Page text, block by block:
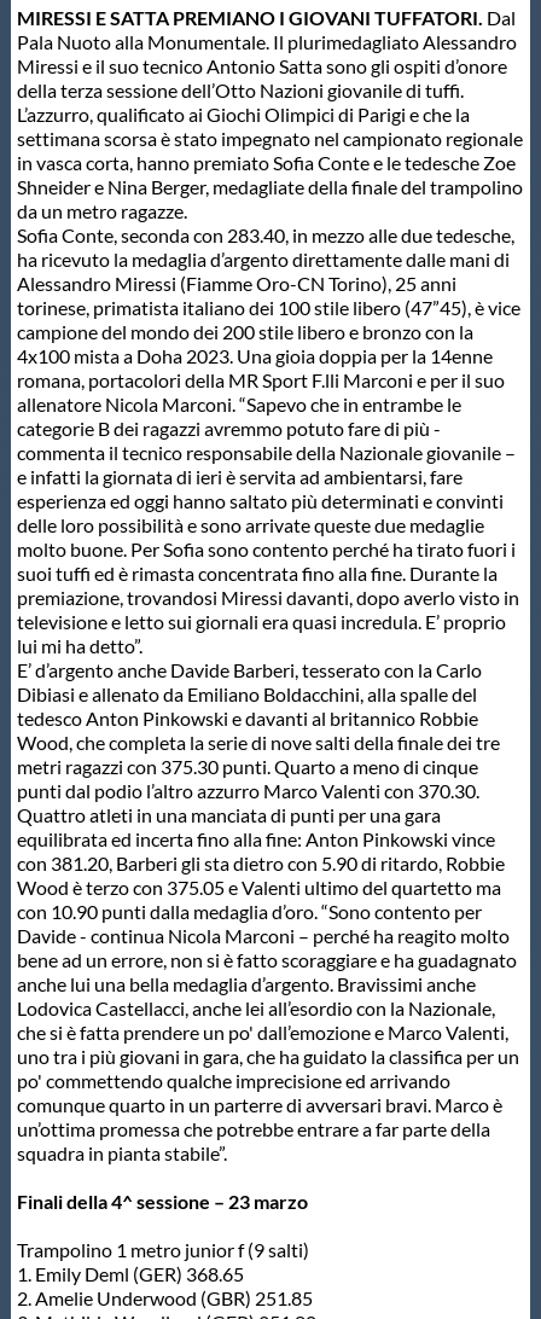
Intranet
Webmail
Contatti
Mappa del sito
MIRESSI E SATTA PREMIANO I GIOVANI TUFFATORI. Dal
Pala Nuoto alla Monumentale. Il plurimedagliato Alessandro
Miressi e il suo tecnico Antonio Satta sono gli ospiti d’onore
della terza sessione dell’Otto Nazioni giovanile di tuffi.
L’azzurro, qualificato ai Giochi Olimpici di Parigi e che la
settimana scorsa è stato impegnato nel campionato regionale
in vasca corta, hanno premiato Sofia Conte e le tedesche Zoe
Shneider e Nina Berger, medagliate della finale del trampolino
da un metro ragazze.
Sofia Conte, seconda con 283.40, in mezzo alle due tedesche,
ha ricevuto la medaglia d’argento direttamente dalle mani di
Alessandro Miressi (Fiamme Oro-CN Torino), 25 anni
torinese, primatista italiano dei 100 stile libero (47”45), è vice
campione del mondo dei 200 stile libero e bronzo con la
4x100 mista a Doha 2023. Una gioia doppia per la 14enne
romana, portacolori della MR Sport F.lli Marconi e per il suo
allenatore Nicola Marconi. “Sapevo che in entrambe le
categorie B dei ragazzi avremmo potuto fare di più -
commenta il tecnico responsabile della Nazionale giovanile –
e infatti la giornata di ieri è servita ad ambientarsi, fare
esperienza ed oggi hanno saltato più determinati e convinti
delle loro possibilità e sono arrivate queste due medaglie
molto buone. Per Sofia sono contento perché ha tirato fuori i
suoi tuffi ed è rimasta concentrata fino alla fine. Durante la
premiazione, trovandosi Miressi davanti, dopo averlo visto in
televisione e letto sui giornali era quasi incredula. E’ proprio
lui mi ha detto”.
E’ d’argento anche Davide Barberi, tesserato con la Carlo
Dibiasi e allenato da Emiliano Boldacchini, alla spalle del
tedesco Anton Pinkowski e davanti al britannico Robbie
Wood, che completa la serie di nove salti della finale dei tre
metri ragazzi con 375.30 punti. Quarto a meno di cinque
punti dal podio l’altro azzurro Marco Valenti con 370.30.
Quattro atleti in una manciata di punti per una gara
equilibrata ed incerta fino alla fine: Anton Pinkowski vince
con 381.20, Barberi gli sta dietro con 5.90 di ritardo, Robbie
Wood è terzo con 375.05 e Valenti ultimo del quartetto ma
con 10.90 punti dalla medaglia d’oro. “Sono contento per
Davide - continua Nicola Marconi – perché ha reagito molto
bene ad un errore, non si è fatto scoraggiare e ha guadagnato
anche lui una bella medaglia d’argento. Bravissimi anche
Lodovica Castellacci, anche lei all’esordio con la Nazionale,
che si è fatta prendere un po' dall’emozione e Marco Valenti,
uno tra i più giovani in gara, che ha guidato la classifica per un
po' commettendo qualche imprecisione ed arrivando
comunque quarto in un parterre di avversari bravi. Marco è
un’ottima promessa che potrebbe entrare a far parte della
squadra in pianta stabile”.
Finali della 4^ sessione – 23 marzo
Trampolino 1 metro junior f (9 salti)
1. Emily Deml (GER) 368.65
2. Amelie Underwood (GBR) 251.85